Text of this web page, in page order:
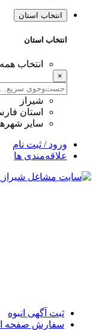
انتخاب استان
انتخاب استان
انتخاب همه
×
شیراز
استان
سایر
ورود / ثبت نام
علاقه‌مندی ها
ثبت آگهی انبوه
سفارش صفحه